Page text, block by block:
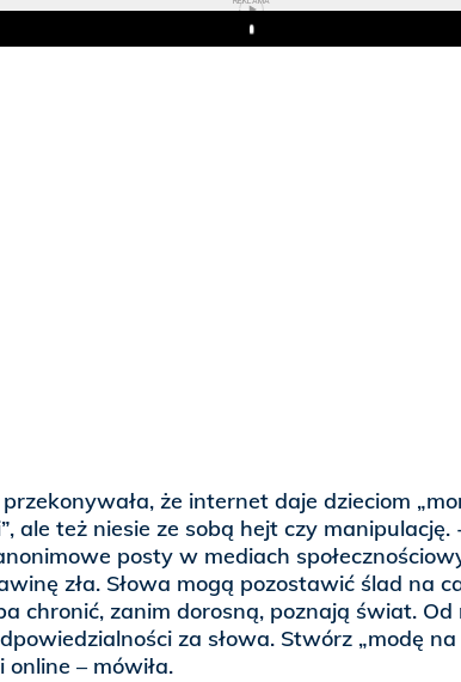
Play
że internet daje dzieciom
ale też niesie ze sobą hejt czy
posty w mediach
zła. Słowa mogą pozostawić ślad na
chronić, zanim dorosną, poznają świat. Od
za słowa. Stwórz „modę
online – mówiła.